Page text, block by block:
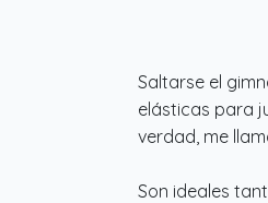
Saltarse el
elásticas para
verdad, me
Son ideales